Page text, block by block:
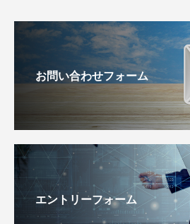
お問い合わせフォーム
エントリーフォーム